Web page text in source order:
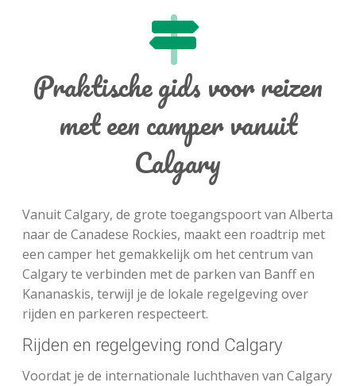
Praktische gids voor reizen
met een camper vanuit
Calgary
Vanuit Calgary, de grote toegangspoort van Alberta
naar de Canadese Rockies, maakt een roadtrip met
een camper het gemakkelijk om het centrum van
Calgary te verbinden met de parken van Banff en
Kananaskis, terwijl je de lokale regelgeving over
rijden en parkeren respecteert.
Rijden en regelgeving rond Calgary
Voordat je de internationale luchthaven van Calgary